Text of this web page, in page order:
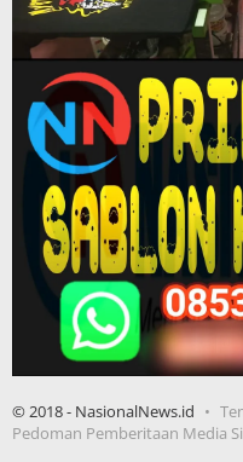
© 2018 - NasionalNews.id
Pedoman Pemberitaan Media